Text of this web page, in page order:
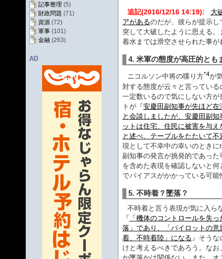
記事整理 (5)
財政問題 (71)
資源 (72)
軍事 (101)
金融 (263)
AD
追記(2016/12/16 14:19):
大
アがあるのだが、彼らが提示
突して大破したように思える
着水までは滑空させられた事が
4. 米軍の態度が高圧的とも
ニコルソン中将の喋り方*4が
対する態度が云々と言ってい
一定数いるので気にしない方
トが『安慶田副知事が先ほど
と会談しましたが、安慶田副
ットは住宅、住民に被害を与
と述べ、テーブルをたたいて不
現として不幸中の幸いのとき
副知事の発言が挑発的であっ
を含めた表現を確認しないと
でバイアスがかかっている可
5. 不時着？墜落？
不時着と言う表現が気に入ら
『 「機体のコントロールを失
落」であり、「パイロットの
着、不時着陸」になる』そう
けと考えるべきであろう。な